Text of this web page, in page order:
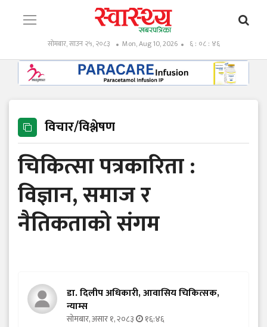
सोमबार, साउन २५, २०८३ Mon, Aug 10, 2026 ६ : ०८ : ४८
विचार/विश्लेषण
चिकित्सा पत्रकारिता :
विज्ञान, समाज र
नैतिकताको संगम
डा. दिलीप अधिकारी, आवासिय चिकित्सक,
न्याम्स
सोमबार, असार १, २०८३ १६:४६